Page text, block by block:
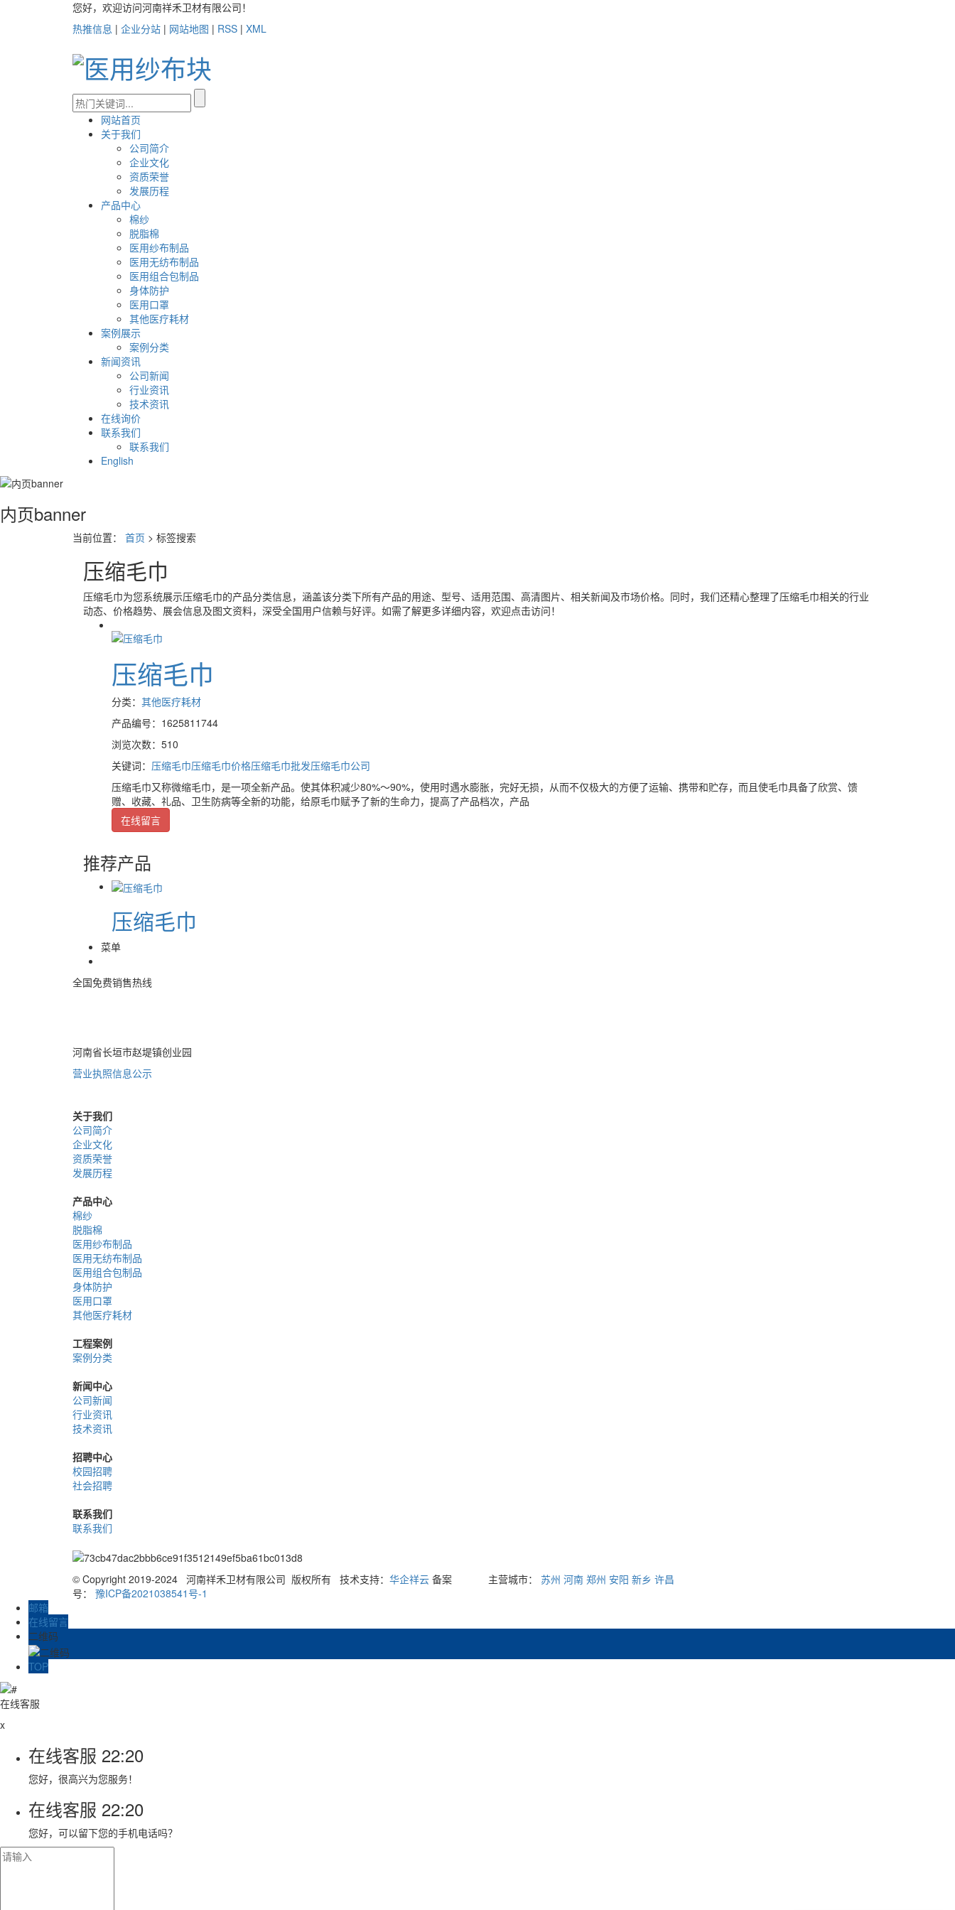
您好，欢迎访问河南祥禾卫材有限公司！
热推信息 | 企业分站 | 网站地图 | RSS | XML
网站首页
关于我们
公司简介
企业文化
资质荣誉
发展历程
产品中心
棉纱
脱脂棉
医用纱布制品
医用无纺布制品
医用组合包制品
身体防护
医用口罩
其他医疗耗材
案例展示
案例分类
新闻资讯
公司新闻
行业资讯
技术资讯
在线询价
联系我们
联系我们
English
内页banner
当前位置： 首页 > 标签搜索
压缩毛巾
压缩毛巾为您系统展示压缩毛巾的产品分类信息，涵盖该分类下所有产品的用途、型号、适用范围、高清图片、相关新闻及市场价格。同时，我们还精心整理了压缩毛巾相关的行业
动态、价格趋势、展会信息及图文资料，深受全国用户信赖与好评。如需了解更多详细内容，欢迎点击访问！
压缩毛巾
分类： 其他医疗耗材
产品编号：1625811744
浏览次数：510
关键词： 压缩毛巾压缩毛巾价格压缩毛巾批发压缩毛巾公司
压缩毛巾又称微缩毛巾，是一项全新产品。使其体积减少80%～90%，使用时遇水膨胀，完好无损，从而不仅极大的方便了运输、携带和贮存，而且使毛巾具备了欣赏、馈
赠、收藏、礼品、卫生防病等全新的功能，给原毛巾赋予了新的生命力，提高了产品档次，产品
在线留言
推荐产品
压缩毛巾
菜单
全国免费销售热线
河南省长垣市赵堤镇创业园
营业执照信息公示
关于我们
公司简介
企业文化
资质荣誉
发展历程
产品中心
棉纱
脱脂棉
医用纱布制品
医用无纺布制品
医用组合包制品
身体防护
医用口罩
其他医疗耗材
工程案例
案例分类
新闻中心
公司新闻
行业资讯
技术资讯
招聘中心
校园招聘
社会招聘
联系我们
联系我们
© Copyright 2019-2024 河南祥禾卫材有限公司 版权所有 技术支持： 华企祥云 备案
号： 豫ICP备2021038541号-1
主营城市： 苏州 河南 郑州 安阳 新乡 许昌
邮箱
在线留言
二维码
TOP
在线客服
x
在线客服 22:20
您好，很高兴为您服务！
在线客服 22:20
您好，可以留下您的手机电话吗？